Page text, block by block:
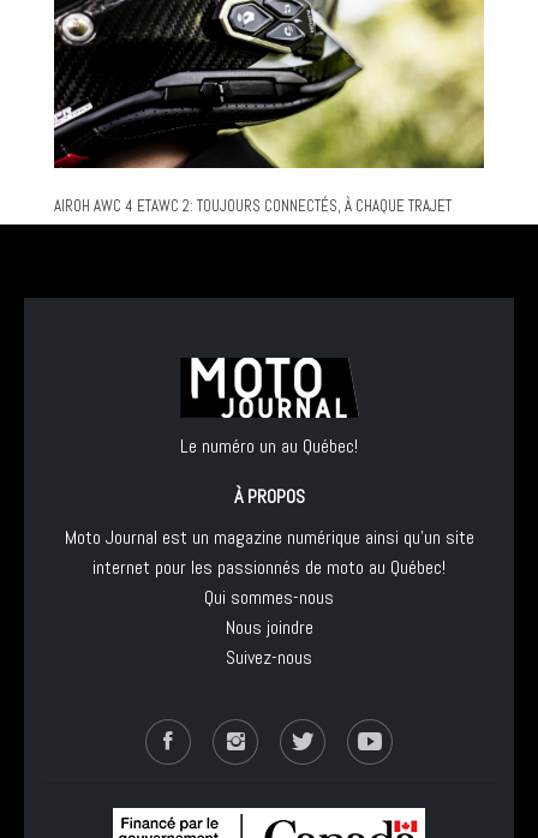
AIROH AWC 4 ETAWC 2: TOUJOURS CONNECTÉS, À CHAQUE TRAJET
Le numéro un au Québec!
À PROPOS
Moto Journal est un magazine numérique ainsi qu'un site
internet pour les passionnés de moto au Québec!
Qui sommes-nous
Nous joindre
Suivez-nous